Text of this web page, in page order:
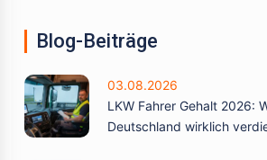
Blog-Beiträge
03.08.2026
LKW Fahrer Gehalt 2026:
Deutschland wirklich